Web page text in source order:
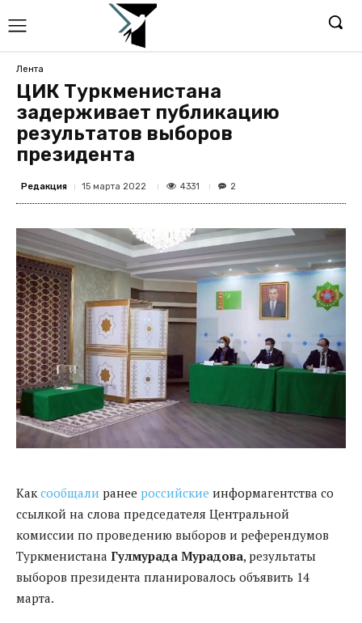
Лента
ЦИК Туркменистана
задерживает публикацию
результатов выборов
президента
Редакция 15 марта 2022 4331 2
Как сообщали ранее российские информагентства со
ссылкой на слова председателя Центральной
комиссии по проведению выборов и референдумов
Туркменистана Гулмурада Мурадова, результаты
выборов президента планировалось объявить 14
марта.